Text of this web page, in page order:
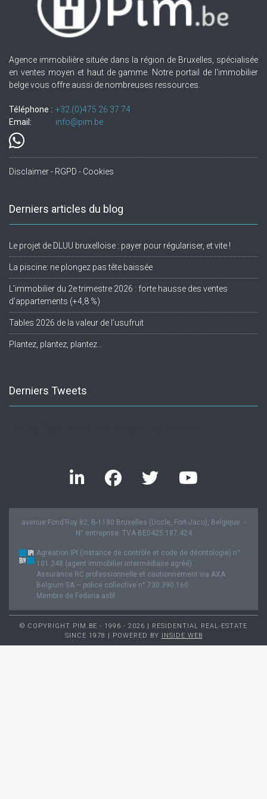
Agence immobilière située dans la région de Bruxelles, spécialisée
en ventes moyen et haut de gamme. Notre portail de l'immobilier
belge vous offre aussi de nombreuses ressources.
Téléphone : +32.(0)475 26 37 74
Email:
info@pim.be
Disclaimer - RGPD - Cookies
Derniers articles du blog
Le projet de DLUU bruxelloise : payer pour régulariser, et vite !
La piscine: ne plongez pas tête baissée
L’immobilier du 2e trimestre 2026 : forte hausse des ventes
d’appartements (+4,8 %)
Tables 2026 de la valeur de l’usufruit
Plantez, plantez, plantez…
Derniers Tweets
avenue Fond’Roy 82, B-1180 Bruxelles (Uccle, Fort-Jaco), Belgique. -
N° entreprise: TVA BE0425.187.424
Agréation IPI (instance de contrôle et code de déontologie) n°
101.248 (agent immobilier intermédiaire agréé).
Assurance RC professionnelle et cautionnement via AXA
Belgium SA – police collective n° 730.390.160
Membre de Federia asbl
© COPYRIGHT PIM.BE - 1996 - 2026 | RESIDENTIAL REAL-ESTATE
SINCE 1978 | POWERED BY INSIDE WEB